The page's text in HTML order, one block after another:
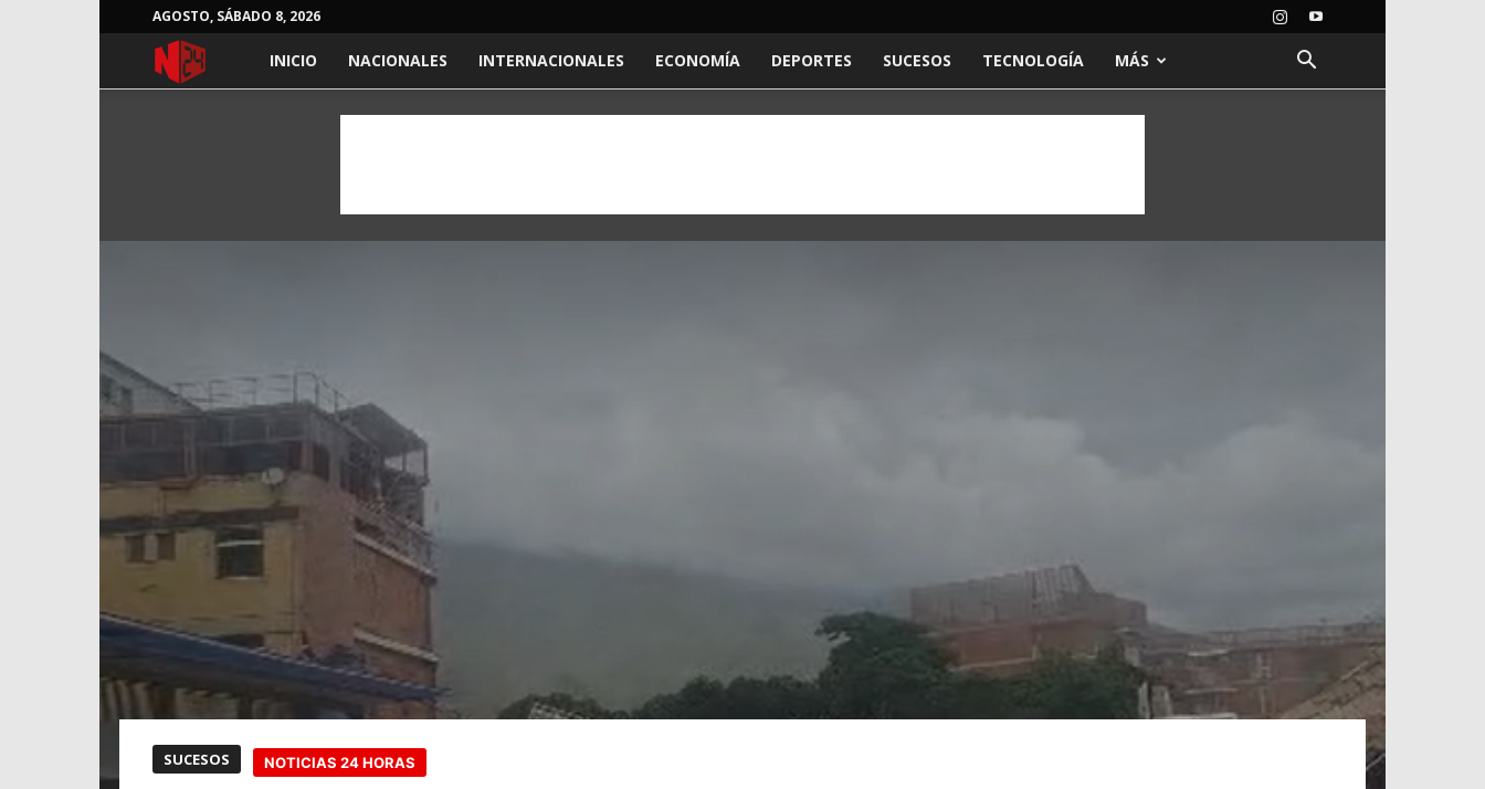
AGOSTO, SÁBADO 8, 2026
NOTICIASINICIO NACIONALES INTERNACIONALES ECONOMÍA DEPORTES SUCESOS TECNOLOGÍA MÁS
SUCESOS NOTICIAS 24 HORAS